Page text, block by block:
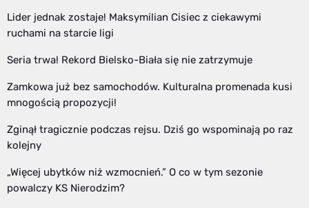
Lider jednak zostaje! Maksymilian Cisiec z ciekawymi
ruchami na starcie ligi
Seria trwa! Rekord Bielsko-Biała się nie zatrzymuje
Zamkowa już bez samochodów. Kulturalna promenada kusi
mnogością propozycji!
Zginął tragicznie podczas rejsu. Dziś go wspominają po raz
kolejny
„Więcej ubytków niż wzmocnień.” O co w tym sezonie
powalczy KS Nierodzim?